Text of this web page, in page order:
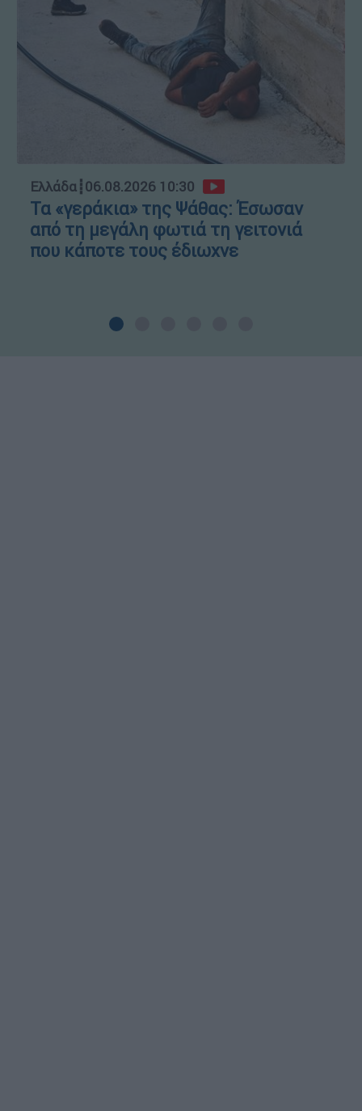
Ελλάδα┋06.08.2026 10:30
Τα «γεράκια» της Ψάθας: Έσωσαν
από τη μεγάλη φωτιά τη γειτονιά
που κάποτε τους έδιωχνε